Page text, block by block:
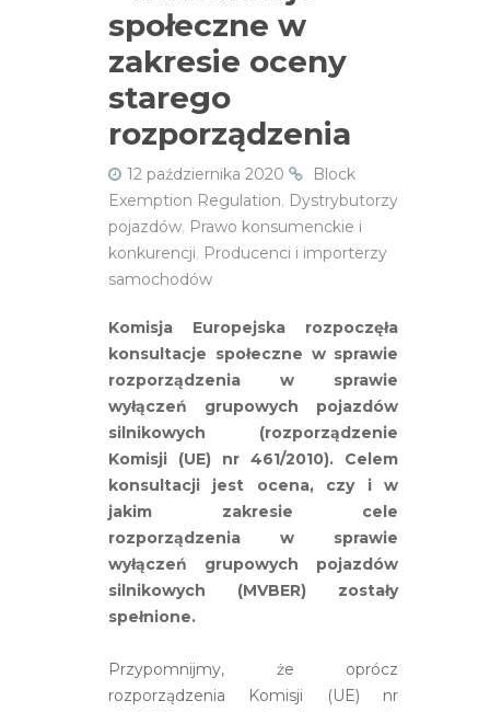
społeczne w
zakresie oceny
starego
rozporządzenia
12 października 2020
Block
Exemption Regulation, Dystrybutorzy
pojazdów, Prawo konsumenckie i
konkurencji, Producenci i importerzy
samochodów
Komisja Europejska rozpoczęła
konsultacje społeczne w sprawie
rozporządzenia w sprawie
wyłączeń grupowych pojazdów
silnikowych (rozporządzenie
Komisji (UE) nr 461/2010). Celem
konsultacji jest ocena, czy i w
jakim zakresie cele
rozporządzenia w sprawie
wyłączeń grupowych pojazdów
silnikowych (MVBER) zostały
spełnione.
Przypomnijmy, że oprócz
rozporządzenia Komisji (UE) nr